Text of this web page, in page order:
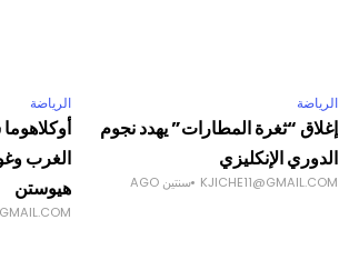
الرياضة
إغلاق “ثغرة المطارات” يهدد نجوم
الدوري الإنكليزي
KJICHE11@GMAIL.COM سنتين AGO
الرياضة
الغرب
هيوستن